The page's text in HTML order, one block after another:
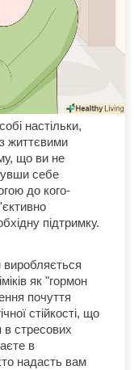
настільки,
життєвими
що ви не
себе
до кого-
підтримку.
як "гормон
почуття
стійкості, що
в стресових
в
надасть вам